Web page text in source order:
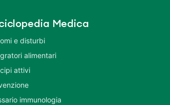
Medica
e disturbi
alimentari
attivi
immunologia